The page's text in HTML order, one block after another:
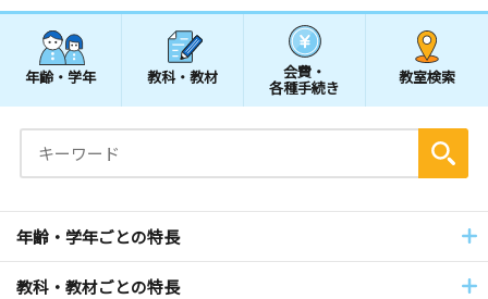
年齢・学年 教科・教材 会費・
各種手続き
教室検索
年齢・学年ごとの特長
教科・教材ごとの特長